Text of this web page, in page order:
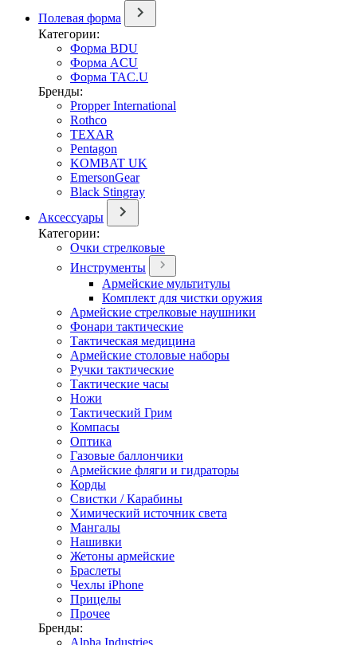
Полевая форма
Категории:
Форма BDU
Форма ACU
Форма TAC.U
Бренды:
Propper International
Rothco
TEXAR
Pentagon
KOMBAT UK
EmersonGear
Black Stingray
Аксессуары
Категории:
Очки стрелковые
Инструменты
Армейские мультитулы
Комплект для чистки оружия
Армейские стрелковые наушники
Фонари тактические
Тактическая медицина
Армейские столовые наборы
Ручки тактические
Тактические часы
Ножи
Тактический Грим
Компасы
Оптика
Газовые баллончики
Армейские фляги и гидраторы
Корды
Свистки / Карабины
Химический источник света
Мангалы
Нашивки
Жетоны армейские
Браслеты
Чехлы iPhone
Прицелы
Прочее
Бренды:
Alpha Industries